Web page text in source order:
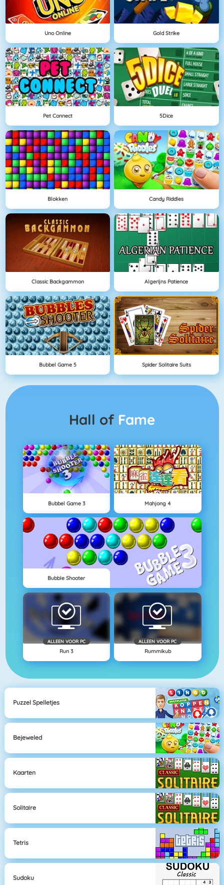
Uno Online Gold Strike
Pet Connect 5Dice
Blokken Candy Riddles
Classic Backgammon Algerijns Patience
Bubbel Game 5 Spider Solitaire Suits
Hall of Fame
Bubbel Game 3 Mahjong 4
Bubble Shooter
ALLEEN VOOR PC
Run 3
ALLEEN VOOR PC
Rummikub
Puzzel Spelletjes
Bejeweled
Kaarten
Solitaire
Tetris
Sudoku